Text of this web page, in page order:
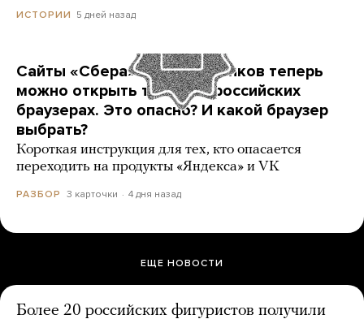
ИСТОРИИ 5 дней назад
Сайты «Сбера» и других банков теперь
можно открыть только в российских
браузерах. Это опасно? И какой браузер
выбрать?
Короткая инструкция для тех, кто опасается
переходить на продукты «Яндекса» и VK
РАЗБОР 3 карточки 4 дня назад
ЕЩЕ НОВОСТИ
Более 20 российских фигуристов получили